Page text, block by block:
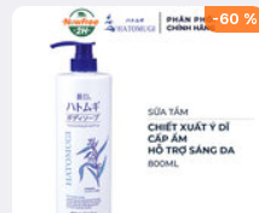
(SL có hạn)
-60 %